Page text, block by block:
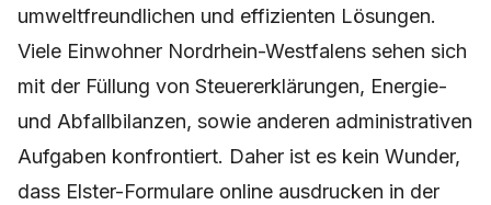
umweltfreundlichen und effizienten Lösungen.
Viele Einwohner Nordrhein-Westfalens sehen sich
mit der Füllung von Steuererklärungen, Energie-
und Abfallbilanzen, sowie anderen administrativen
Aufgaben konfrontiert. Daher ist es kein Wunder,
dass Elster-Formulare online ausdrucken in der